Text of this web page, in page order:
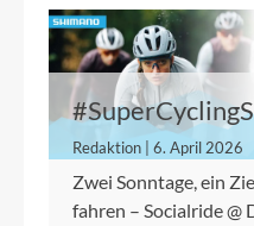
Socialride @
Redaktion | 6. April 2026
Zwei Sonntage, ein
fahren – Socialride @